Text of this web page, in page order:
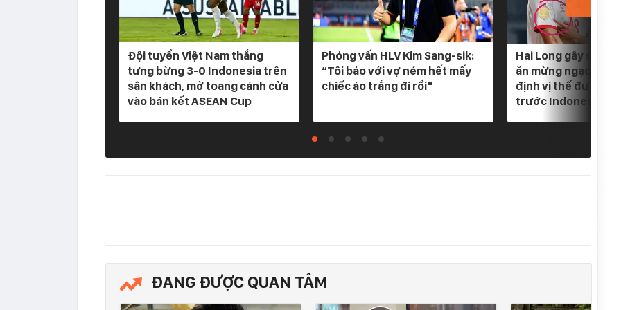
Đội tuyển Việt Nam thắng
tưng bừng 3-0 Indonesia trên
sân khách, mở toang cánh cửa
vào bán kết ASEAN Cup
Phỏng vấn HLV Kim Sang-sik:
“Tôi bảo với vợ ném hết mấy
chiếc áo trắng đi rồi"
Hai Long gây sốt khi
ăn mừng ngạo
định vị thế đương
trước Indonesia
ĐANG ĐƯỢC QUAN TÂM